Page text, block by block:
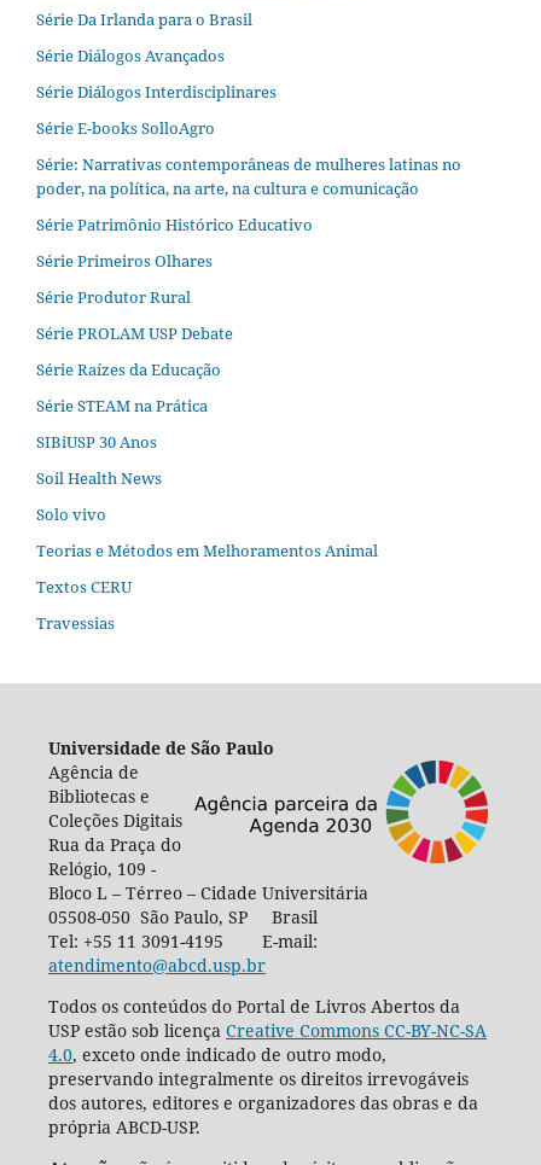
Série Da Irlanda para o Brasil
Série Diálogos Avançados
Série Diálogos Interdisciplinares
Série E-books SolloAgro
Série: Narrativas contemporâneas de mulheres latinas no
poder, na política, na arte, na cultura e comunicação
Série Patrimônio Histórico Educativo
Série Primeiros Olhares
Série Produtor Rural
Série PROLAM USP Debate
Série Raízes da Educação
Série STEAM na Prática
SIBiUSP 30 Anos
Soil Health News
Solo vivo
Teorias e Métodos em Melhoramentos Animal
Textos CERU
Travessias
Universidade de São Paulo
Agência de
Bibliotecas e
Coleções Digitais
Rua da Praça do
Relógio, 109 -
Bloco L – Térreo – Cidade Universitária
05508-050 São Paulo, SP Brasil
Tel: +55 11 3091-4195 E-mail:
atendimento@abcd.usp.br
Todos os conteúdos do Portal de Livros Abertos da
USP estão sob licença Creative Commons CC-BY-NC-SA
4.0, exceto onde indicado de outro modo,
preservando integralmente os direitos irrevogáveis
dos autores, editores e organizadores das obras e da
própria ABCD-USP.